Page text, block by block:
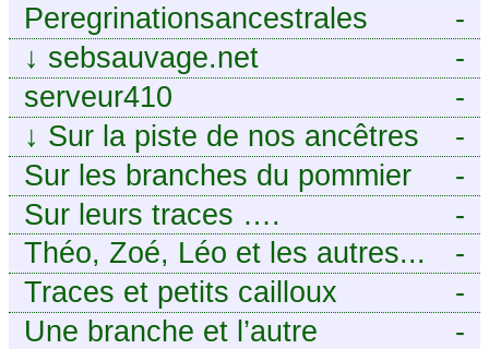
-
Peregrinationsancestrales
-
↓ sebsauvage.net
-
serveur410
-
↓ Sur la piste de nos ancêtres
en Périgord.
-
Sur les branches du pommier
-
Sur leurs traces ….
-
Théo, Zoé, Léo et les autres...
-
Traces et petits cailloux
-
Une branche et l’autre